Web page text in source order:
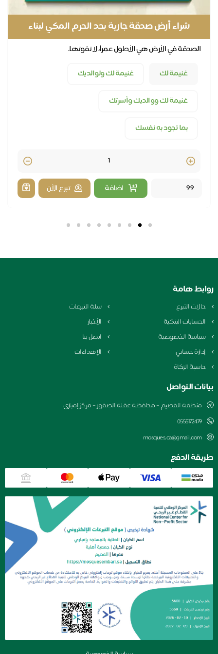
شراء أرض صدقة جارية بحد الحرم المكي لبناء
المساجد مدى الحياة
الصدقة في الأرض هي الأطول عمراً، لا تفوتها.
غنيمة لك
غنيمة لك ولوالديك
غنيمة لك ووالديك وأسرتك
بما تجود به نفسك
Quantity
اضافة
تبرع الآن
هامة
التبرع
سلة التبرعات
البنكية
الأخبار
الخصوصية
اتصل بنا
حسابي
الإهداءات
الزكاة
التواصل
منطقة القصيم – محافظة عقلة الصقور – مركز إمباري
0555172479
mosques.ca@gmail.com
الدفع